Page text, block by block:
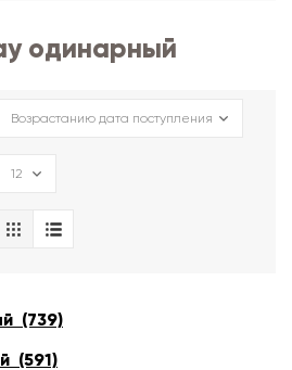
одинарный
(739)
(591)